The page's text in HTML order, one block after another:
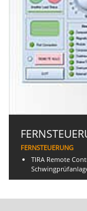
FERNSTEUERUNG
TIRA Remote